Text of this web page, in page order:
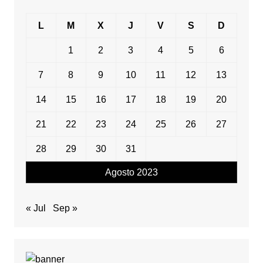
Agosto 2023
L M X J V S D
1 2 3 4 5 6
7 8 9 10 11 12 13
14 15 16 17 18 19 20
21 22 23 24 25 26 27
28 29 30 31
« Jul Sep »